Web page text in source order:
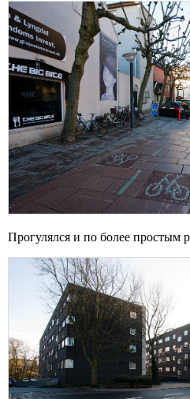
Прогулялся и по более простым